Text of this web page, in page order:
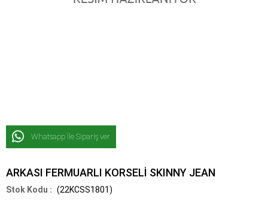
Whatsapp İle Sipariş ver
ARKASI FERMUARLI KORSELİ SKINNY JEAN
(22KCSS1801)